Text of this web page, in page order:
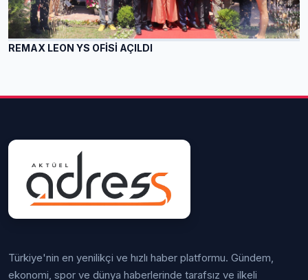
REMAX LEON YS OFİSİ AÇILDI
Türkiye'nin en yenilikçi ve hızlı haber platformu. Gündem,
ekonomi, spor ve dünya haberlerinde tarafsız ve ilkeli